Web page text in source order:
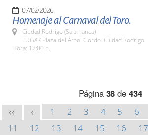
07/02/2026
Homenaje al Carnaval del Toro.
Ciudad Rodrigo (Salamanca)
LUGAR Plaza del Árbol Gordo. Ciudad Rodrigo.
Hora: 12:00 h.
Página 38 de 434
<< < 1 2 3 4 5 6
11
12 13 14 15 16 17